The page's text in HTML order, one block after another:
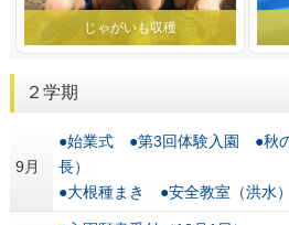
じゃがいも収穫
２学期
9月
●始業式 ●第3回体験入園 ●秋
長）
●大根種まき ●安全教室（洪水）